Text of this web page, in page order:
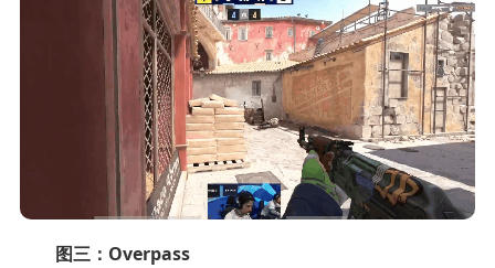
图三：Overpass